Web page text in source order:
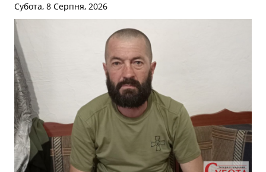
Субота, 8 Серпня, 2026